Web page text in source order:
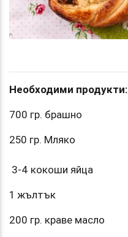
Необходими продукти:
700 гр. брашно
250 гр. Мляко
3-4 кокоши яйца
1 жълтък
200 гр. краве масло